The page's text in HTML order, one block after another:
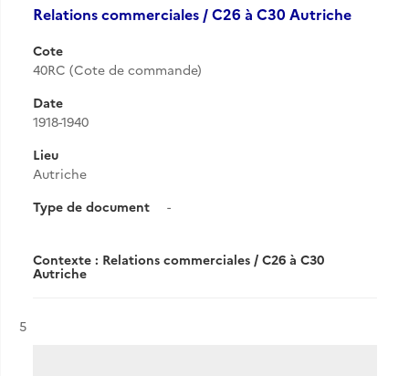
Relations commerciales / C26 à C30 Autriche
Cote
40RC (Cote de commande)
Date
1918-1940
Lieu
Autriche
Type de document
-
Contexte : Relations commerciales / C26 à C30
Autriche
Résultat n°
5